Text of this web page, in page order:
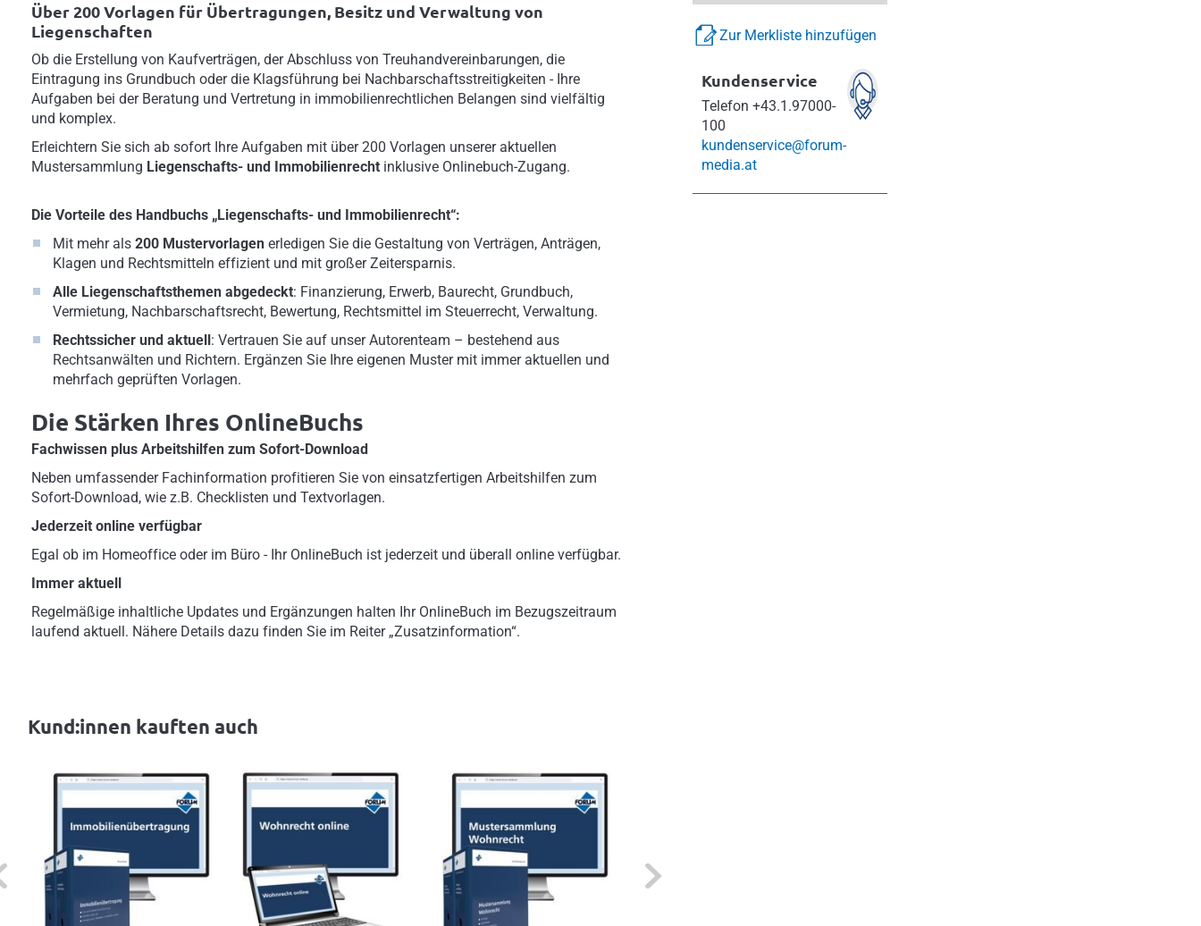
Zur Merkliste hinzufügen
Kundenservice
Telefon +43.1.97000-
100
kundenservice@forum-
media.at
Über 200 Vorlagen für Übertragungen, Besitz und Verwaltung von
Liegenschaften
Ob die Erstellung von Kaufverträgen, der Abschluss von Treuhandvereinbarungen, die
Eintragung ins Grundbuch oder die Klagsführung bei Nachbarschaftsstreitigkeiten - Ihre
Aufgaben bei der Beratung und Vertretung in immobilienrechtlichen Belangen sind vielfältig
und komplex.
Erleichtern Sie sich ab sofort Ihre Aufgaben mit über 200 Vorlagen unserer aktuellen
Mustersammlung Liegenschafts- und Immobilienrecht inklusive Onlinebuch-Zugang.
Die Vorteile des Handbuchs „Liegenschafts- und Immobilienrecht“:
Mit mehr als 200 Mustervorlagen erledigen Sie die Gestaltung von Verträgen, Anträgen,
Klagen und Rechtsmitteln effizient und mit großer Zeitersparnis.
Alle Liegenschaftsthemen abgedeckt: Finanzierung, Erwerb, Baurecht, Grundbuch,
Vermietung, Nachbarschaftsrecht, Bewertung, Rechtsmittel im Steuerrecht, Verwaltung.
Rechtssicher und aktuell: Vertrauen Sie auf unser Autorenteam – bestehend aus
Rechtsanwälten und Richtern. Ergänzen Sie Ihre eigenen Muster mit immer aktuellen und
mehrfach geprüften Vorlagen.
Die Stärken Ihres OnlineBuchs
Fachwissen plus Arbeitshilfen zum Sofort-Download
Neben umfassender Fachinformation profitieren Sie von einsatzfertigen Arbeitshilfen zum
Sofort-Download, wie z.B. Checklisten und Textvorlagen.
Jederzeit online verfügbar
Egal ob im Homeoffice oder im Büro - Ihr OnlineBuch ist jederzeit und überall online verfügbar.
Immer aktuell
Regelmäßige inhaltliche Updates und Ergänzungen halten Ihr OnlineBuch im Bezugszeitraum
laufend aktuell. Nähere Details dazu finden Sie im Reiter „Zusatzinformation“.
Kund:innen kauften auch
Next